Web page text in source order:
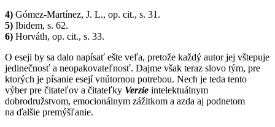
4) Gómez-Martínez, J. L., op. cit., s. 31.
5) Ibidem, s. 62.
6) Horváth, op. cit., s. 33.
O eseji by sa dalo napísať ešte veľa, pretože každý autor jej vštepuje
jedinečnosť a neopakovateľnosť. Dajme však teraz slovo tým, pre
ktorých je písanie esejí vnútornou potrebou. Nech je teda tento
výber pre čitateľov a čitateľky Verzie intelektuálnym
dobrodružstvom, emocionálnym zážitkom a azda aj podnetom
na ďalšie premýšľanie.